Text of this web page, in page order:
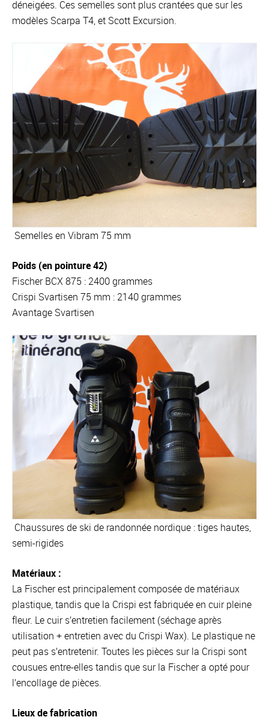
déneigées. Ces semelles sont plus crantées que sur les
modèles Scarpa T4, et Scott Excursion.
Semelles en Vibram 75 mm
Poids (en pointure 42)
Fischer BCX 875 : 2400 grammes
Crispi Svartisen 75 mm : 2140 grammes
Avantage Svartisen
Chaussures de ski de randonnée nordique : tiges hautes,
semi-rigides
Matériaux :
La Fischer est principalement composée de matériaux
plastique, tandis que la Crispi est fabriquée en cuir pleine
fleur. Le cuir s’entretien facilement (séchage après
utilisation + entretien avec du Crispi Wax). Le plastique ne
peut pas s’entretenir. Toutes les pièces sur la Crispi sont
cousues entre-elles tandis que sur la Fischer a opté pour
l’encollage de pièces.
Lieux de fabrication